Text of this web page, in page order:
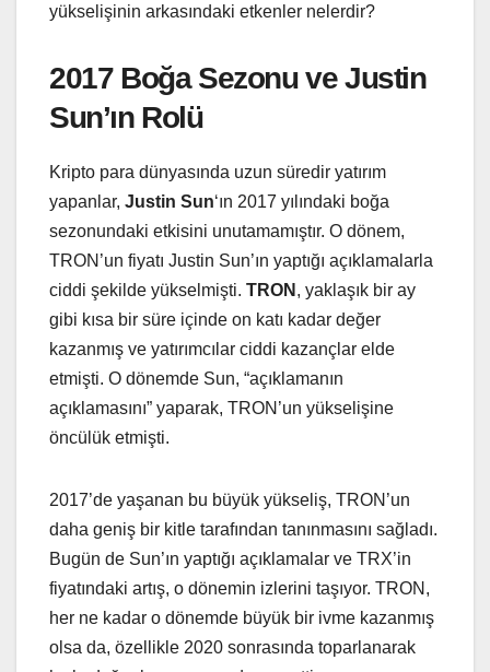
yükselişinin arkasındaki etkenler nelerdir?
2017 Boğa Sezonu ve Justin
Sun’ın Rolü
Kripto para dünyasında uzun süredir yatırım
yapanlar, Justin Sun‘ın 2017 yılındaki boğa
sezonundaki etkisini unutamamıştır. O dönem,
TRON’un fiyatı Justin Sun’ın yaptığı açıklamalarla
ciddi şekilde yükselmişti. TRON , yaklaşık bir ay
gibi kısa bir süre içinde on katı kadar değer
kazanmış ve yatırımcılar ciddi kazançlar elde
etmişti. O dönemde Sun, “açıklamanın
açıklamasını” yaparak, TRON’un yükselişine
öncülük etmişti.
2017’de yaşanan bu büyük yükseliş, TRON’un
daha geniş bir kitle tarafından tanınmasını sağladı.
Bugün de Sun’ın yaptığı açıklamalar ve TRX’in
fiyatındaki artış, o dönemin izlerini taşıyor. TRON,
her ne kadar o dönemde büyük bir ivme kazanmış
olsa da, özellikle 2020 sonrasında toparlanarak